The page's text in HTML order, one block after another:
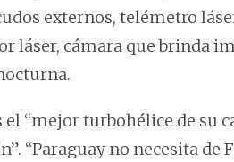
externos, telémetro
láser, cámara que brinda
el “mejor turbohélice de su
“Paraguay no necesita de